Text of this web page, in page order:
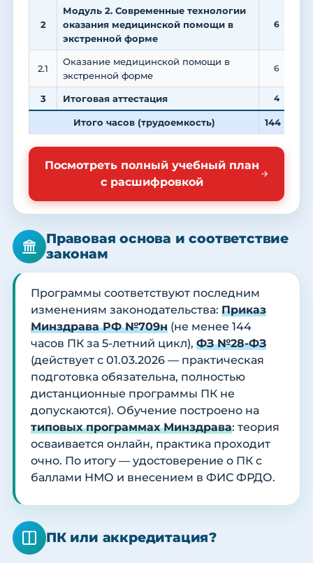
2
Модуль 2. Современные технологии
оказания медицинской помощи в
экстренной форме
6
2.1
Оказание медицинской помощи в
экстренной форме
6
3 Итоговая аттестация 4
Итого часов (трудоемкость) 144
Посмотреть полный учебный план
с расшифровкой
Правовая основа и соответствие
законам
Программы соответствуют последним
изменениям законодательства: Приказ
Минздрава РФ №709н (не менее 144
часов ПК за 5-летний цикл), ФЗ №28-ФЗ
(действует с 01.03.2026 — практическая
подготовка обязательна, полностью
дистанционные программы ПК не
допускаются). Обучение построено на
типовых программах Минздрава: теория
осваивается онлайн, практика проходит
очно. По итогу — удостоверение о ПК с
баллами НМО и внесением в ФИС ФРДО.
ПК или аккредитация?